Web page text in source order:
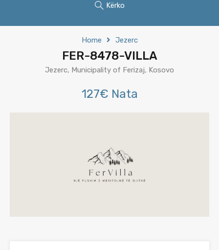
Kërko
Home Jezerc
FER-8478-VILLA
Jezerc, Municipality of Ferizaj, Kosovo
127€ Nata